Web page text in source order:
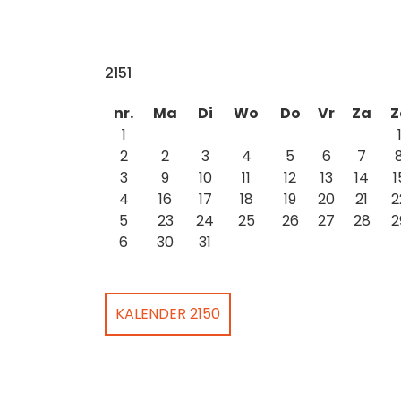
2151
nr.
Ma Di Wo Do Vr Za
1
1
2
2 3 4 5 6 7
3
9 10 11 12 13 14
4
16 17 18 19 20 21
5
23 24 25 26 27 28
6
30 31
KALENDER 2150